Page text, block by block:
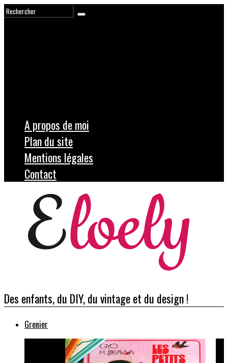
A propos de moi
Plan du site
Mentions légales
Contact
Des enfants, du DIY, du vintage et du design !
Grenier